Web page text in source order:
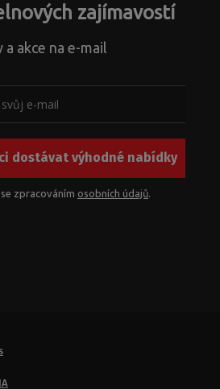
zajímavostí
a akce na e-mail
dostávat výhodné nabídky
zpracováním osobních údajů